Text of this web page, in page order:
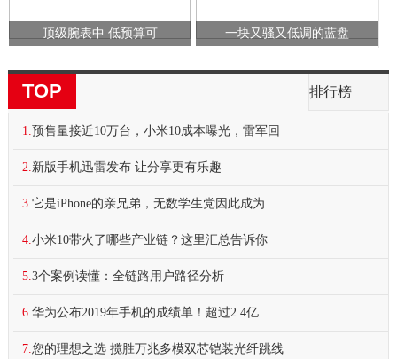
顶级腕表中 低预算可 一块又骚又低调的蓝盘
TOP 排行榜
1. 预售量接近10万台，小米10成本曝光，雷军回
2. 新版手机迅雷发布 让分享更有乐趣
3. 它是iPhone的亲兄弟，无数学生党因此成为
4. 小米10带火了哪些产业链？这里汇总告诉你
5. 3个案例读懂：全链路用户路径分析
6. 华为公布2019年手机的成绩单！超过2.4亿
7. 您的理想之选 揽胜万兆多模双芯铠装光纤跳线